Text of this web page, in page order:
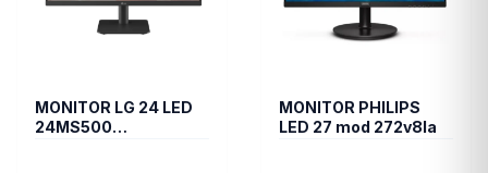
MONITOR LG 24 LED
24MS500
MONITOR PHILIPS
LED 27 mod 272v8la